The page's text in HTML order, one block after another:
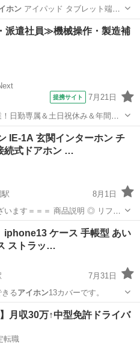
ホンアイパッド タブレット端末
その他 ANKER
派遣社員≫機械操作・製造補
提携サイト 7月21日
日勤専属＆土日祝休み＆年間休
カー通勤OK＆無料駐車場あり
茨城県常陸大宮市》 人気の
IE-1A 玄関インターホン チ
続式ドアホン …
8月1日
商品説明 ◎ リフォ
分使えると
す。(確認出来ない為) ◎ 親機
インターホン
iphone13 ケース 手帳型 あい
ストラッ…
7月31日
るアイホン13カバーです。
その他 iphone
月収30万↑中型免許ドライバ
転職